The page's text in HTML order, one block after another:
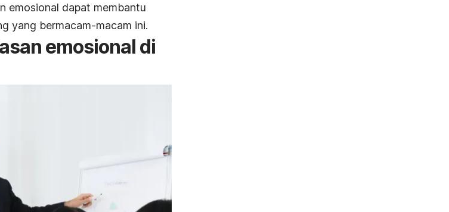
emosional dapat membantu
yang bermacam-macam ini.
emosional di